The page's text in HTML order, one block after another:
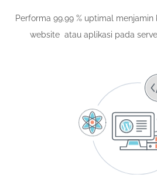
Performa 99.99 % uptimal
website atau aplikasi pada